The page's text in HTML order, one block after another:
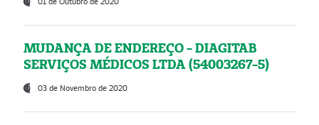
MUDANÇA DE ENDEREÇO - DIAGITAB
SERVIÇOS MÉDICOS LTDA (54003267-5)
03 de Novembro de 2020